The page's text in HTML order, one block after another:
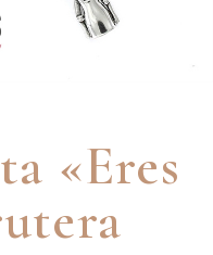
«Eres